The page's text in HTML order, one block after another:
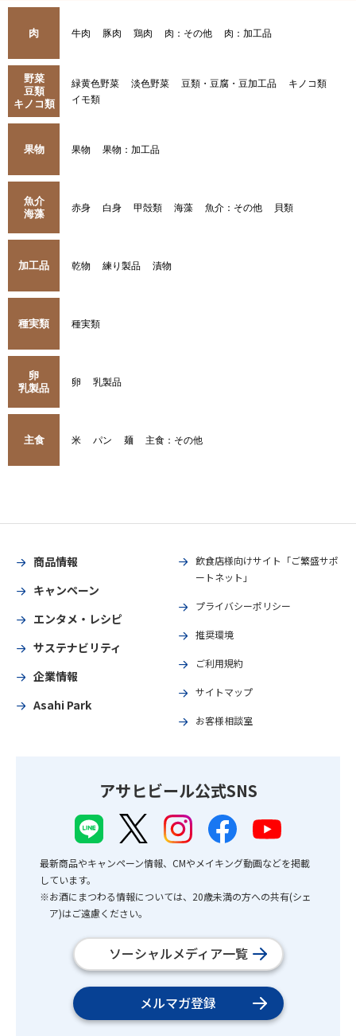
肉 牛肉 豚肉 鶏肉 肉：その他 肉：加工品
野菜
豆類
キノコ類
緑黄色野菜 淡色野菜 豆類・豆腐・豆加工品
キノコ類
イモ類
果物 果物 果物：加工品
魚介
海藻
赤身 白身 甲殻類 海藻 魚介：その他 貝類
加工品 乾物 練り製品 漬物
種実類 種実類
卵
乳製品
卵 乳製品
主食 米 パン 麺 主食：その他
商品情報
キャンペーン
エンタメ・レシピ
サステナビリティ
企業情報
Asahi Park
飲食店様向けサイト「ご繁盛サポ
ートネット」
プライバシーポリシー
推奨環境
ご利用規約
サイトマップ
お客様相談室
アサヒビール公式SNS
最新商品やキャンペーン情報、CMやメイキング動画などを掲載
しています。
※お酒にまつわる情報については、20歳未満の方への共有(シェ
ア)はご遠慮ください。
ソーシャルメディア一覧
メルマガ登録